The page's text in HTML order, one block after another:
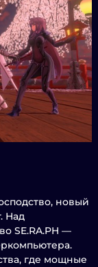
новый
Над
SE.RA.PH —
где мощные